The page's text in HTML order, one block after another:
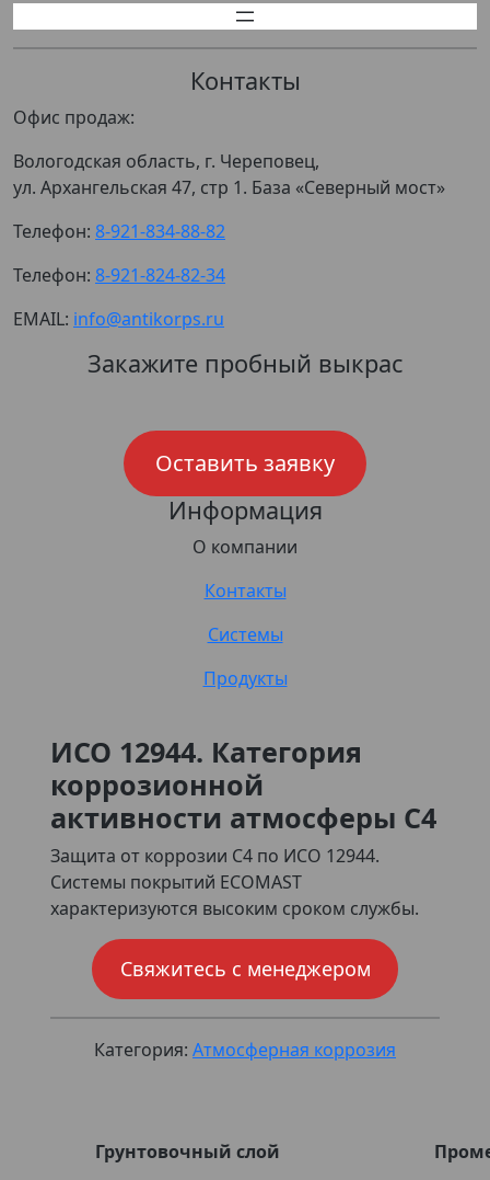
Контакты
Офис продаж:
Вологодская область, г. Череповец,
ул. Архангельская 47, стр 1. База «Северный мост»
Телефон: 8-921-834-88-82
Телефон: 8-921-824-82-34
EMAIL: info@antikorps.ru
Закажите пробный выкрас
Оставить заявку
Информация
О компании
Контакты
Системы
Продукты
ИСО 12944. Категория
коррозионной
активности атмосферы С4
Защита от коррозии С4 по ИСО 12944.
Системы покрытий ECOMAST
характеризуются высоким сроком службы.
Свяжитесь с менеджером
Категория: Атмосферная коррозия
Грунтовочный слой